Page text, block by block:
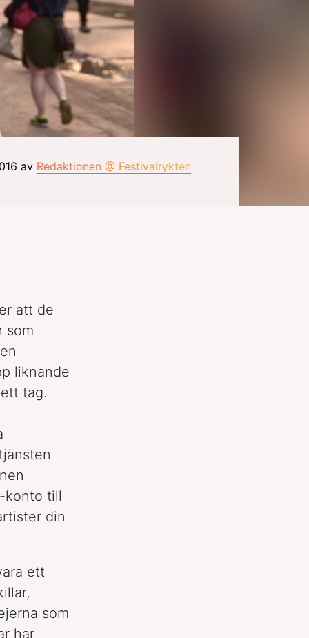
av Redaktionen @ Festivalrykten
att de
som
liknande
tag.
konto till
din
ett
som
har